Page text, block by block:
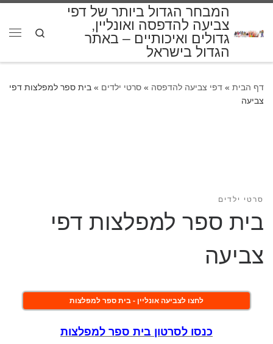
המבחר הגדול ביותר של דפי
צביעה להדפסה ואונליין,
גדולים ואיכותיים – באתר
הגדול בישראל
Search
דף הבית » דפי צביעה להדפסה » סרטי ילדים » בית ספר למפלצות דפי
צביעה
סרטי ילדים
בית ספר למפלצות דפי
צביעה
לחצו לצביעה אונליין - בית ספר למפלצות
כנסו לסרטון בית ספר למפלצות